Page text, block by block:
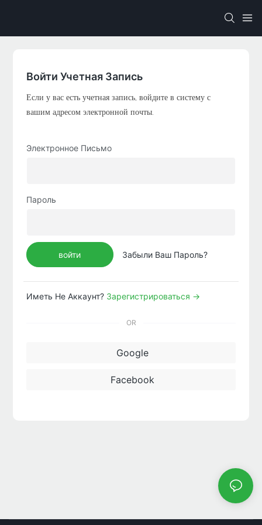
Войти Учетная Запись
Если у вас есть учетная запись, войдите в систему с
вашим адресом электронной почты.
Электронное Письмо
Пароль
войти Забыли Ваш Пароль?
Иметь Не Аккаунт? Зарегистрироваться →
OR
Google
Facebook